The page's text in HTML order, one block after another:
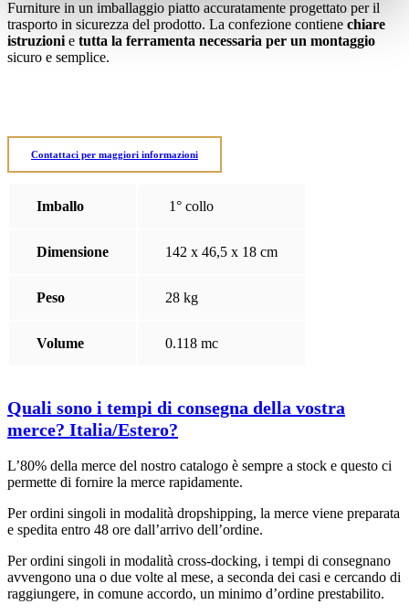
Furniture in un imballaggio piatto accuratamente progettato per il
trasporto in sicurezza del prodotto. La confezione contiene chiare
istruzioni e tutta la ferramenta necessaria per un montaggio
sicuro e semplice.
Contattaci per maggiori informazioni
Imballo 1° collo
Dimensione 142 x 46,5 x 18 cm
Peso 28 kg
Volume 0.118 mc
Quali sono i tempi di consegna della vostra
merce? Italia/Estero?
L’80% della merce del nostro catalogo è sempre a stock e questo ci
permette di fornire la merce rapidamente.
Per ordini singoli in modalità dropshipping, la merce viene preparata
e spedita entro 48 ore dall’arrivo dell’ordine.
Per ordini singoli in modalità cross-docking, i tempi di consegnano
avvengono una o due volte al mese, a seconda dei casi e cercando di
raggiungere, in comune accordo, un minimo d’ordine prestabilito.